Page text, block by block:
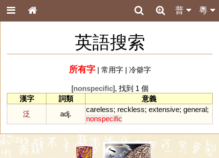
粵
普
英語搜索
所有字| 常用字| 冷僻字
[nonspecific], 找到 1 個
漢字
詞類
意義
泛
adj.
careless; reckless; extensive; general;
nonspecific